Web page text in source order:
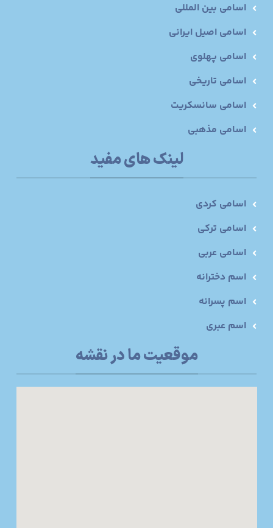
اسامی بین المللی
اسامی اصیل ایرانی
اسامی پهلوی
اسامی تاریخی
اسامی سانسکریت
اسامی مذهبی
لینک های مفید
اسامی کردی
اسامی ترکی
اسامی عربی
اسم دخترانه
اسم پسرانه
اسم عبری
موقعیت ما در نقشه